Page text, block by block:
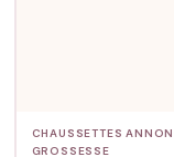
CHAUSSETTES
GROSSESSE